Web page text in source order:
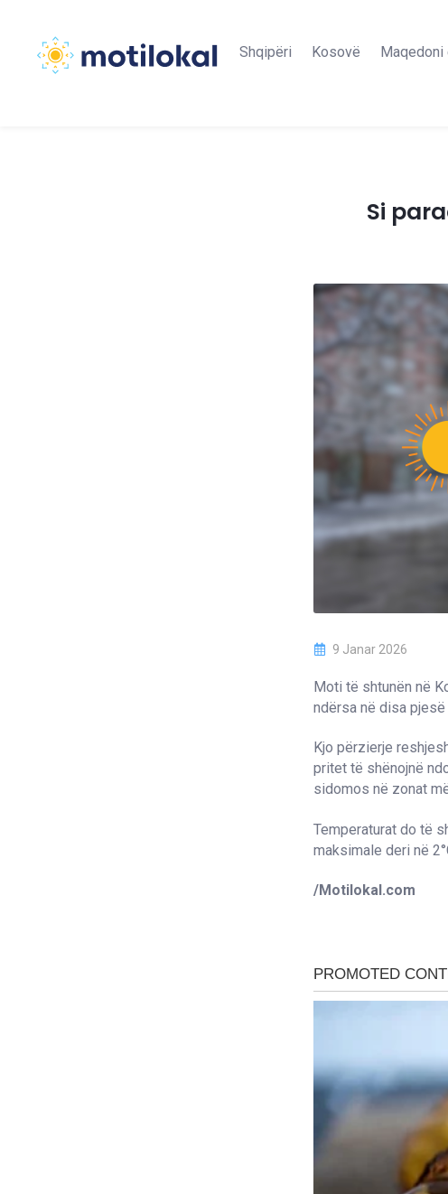
Shqipëri Kosovë Maqedoni
Si
9 Janar 2026
Moti të shtunën në
ndërsa në disa
Kjo përzierje
pritet të shënojnë
sidomos në zonat
Temperaturat do të
maksimale deri në
/Motilokal.com